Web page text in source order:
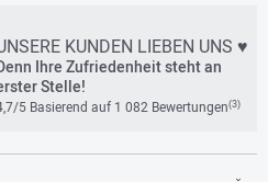
KUNDEN LIEBEN UNS ♥
Ihre Zufriedenheit steht an
Stelle!
5 Basierend auf 1 082 Bewertungen(3)